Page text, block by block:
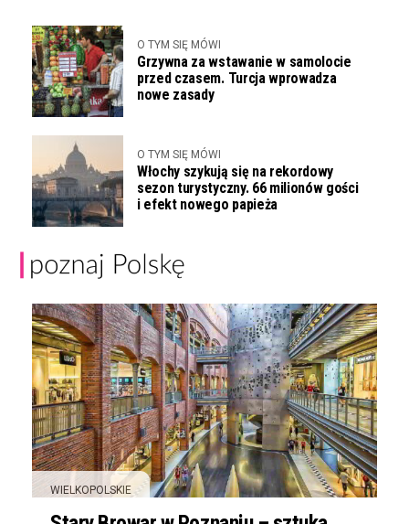
O TYM SIĘ MÓWI
Grzywna za wstawanie w samolocie
przed czasem. Turcja wprowadza
nowe zasady
O TYM SIĘ MÓWI
Włochy szykują się na rekordowy
sezon turystyczny. 66 milionów gości
i efekt nowego papieża
WIELKOPOLSKIE